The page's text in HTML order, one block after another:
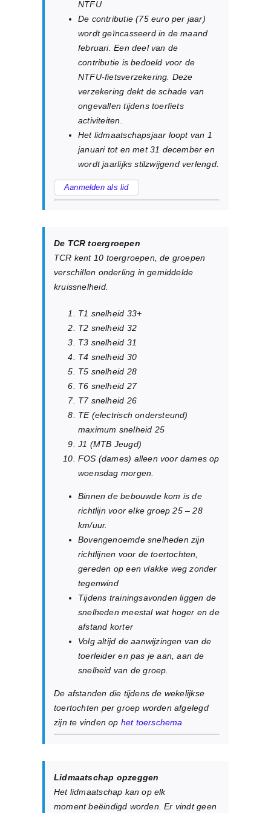
NTFU
De contributie (75 euro per jaar)
wordt geïncasseerd in de maand
februari. Een deel van de
contributie is bedoeld voor de
NTFU-fietsverzekering. Deze
verzekering dekt de schade van
ongevallen tijdens toerfiets
activiteiten.
Het lidmaatschapsjaar loopt van 1
januari tot en met 31 december en
wordt jaarlijks stilzwijgend verlengd.
Aanmelden als lid
De TCR toergroepen
TCR kent 10 toergroepen, de groepen
verschillen onderling in gemiddelde
kruissnelheid.
T1 snelheid 33+
T2 snelheid 32
T3 snelheid 31
T4 snelheid 30
T5 snelheid 28
T6 snelheid 27
T7 snelheid 26
TE (electrisch ondersteund)
maximum snelheid 25
J1 (MTB Jeugd)
FOS (dames) alleen voor dames op
woensdag morgen.
Binnen de bebouwde kom is de
richtlijn voor elke groep 25 – 28
km/uur.
Bovengenoemde snelheden zijn
richtlijnen voor de toertochten,
gereden op een vlakke weg zonder
tegenwind
Tijdens trainingsavonden liggen de
snelheden meestal wat hoger en de
afstand korter
Volg altijd de aanwijzingen van de
toerleider en pas je aan, aan de
snelheid van de groep.
De afstanden die tijdens de wekelijkse
toertochten per groep worden afgelegd
zijn te vinden op het toerschema
Lidmaatschap opzeggen
Het lidmaatschap kan op elk
moment beëindigd worden. Er vindt geen